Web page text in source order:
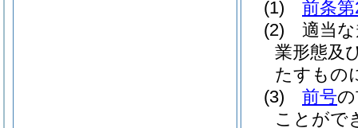
(1)
前条
(2)
適当
業形態及
たすもの
(3)
前号
ことがで